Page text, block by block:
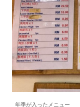
年季が入ったメニュー